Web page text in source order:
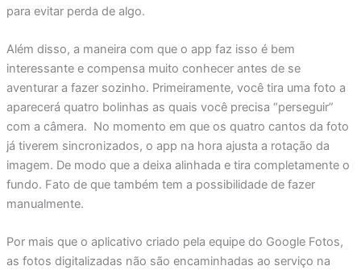
para evitar perda de algo.
Além disso, a maneira com que o app faz isso é bem
interessante e compensa muito conhecer antes de se
aventurar a fazer sozinho. Primeiramente, você tira uma foto a
aparecerá quatro bolinhas as quais você precisa “perseguir”
com a câmera. No momento em que os quatro cantos da foto
já tiverem sincronizados, o app na hora ajusta a rotação da
imagem. De modo que a deixa alinhada e tira completamente o
fundo. Fato de que também tem a possibilidade de fazer
manualmente.
Por mais que o aplicativo criado pela equipe do Google Fotos,
as fotos digitalizadas não são encaminhadas ao serviço na